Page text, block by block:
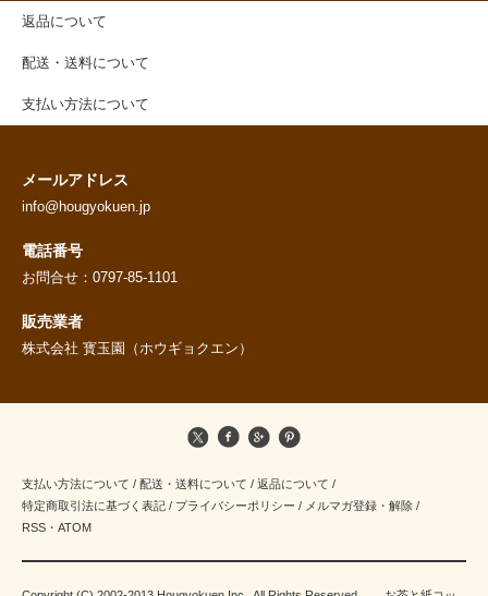
返品について
配送・送料について
支払い方法について
メールアドレス
info@hougyokuen.jp
電話番号
お問合せ：0797-85-1101
販売業者
株式会社 寳玉園（ホウギョクエン）
支払い方法について / 配送・送料について / 返品について /
特定商取引法に基づく表記 / プライバシーポリシー / メルマガ登録・解除 /
RSS ・ ATOM